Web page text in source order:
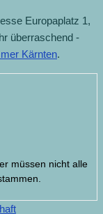
Europaplatz 1,
überraschend -
Kärnten.
müssen nicht alle